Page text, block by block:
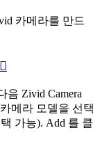
카메라를 만드

음 Zivid Camera
메라 모델을 선택
가능). Add 를 클